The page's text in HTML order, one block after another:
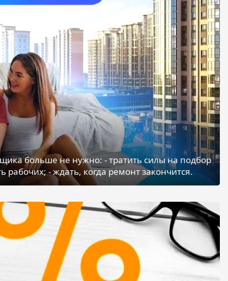
больше не нужно: - тратить силы на подбор
рабочих; - ждать, когда ремонт закончится.